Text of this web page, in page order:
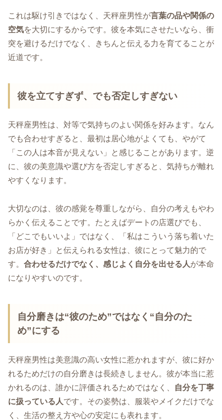
これは駆け引きではなく、天秤座男性が言葉の品や関係の
空気を大切にするからです。彼を本気にさせたいなら、衝
突を避けるだけでなく、きちんと伝える力を育てることが
近道です。
彼を立てすぎず、でも否定しすぎない
天秤座男性は、対等で気持ちのよい関係を好みます。なん
でも合わせすぎると、最初は居心地がよくても、やがて
「この人は本音が見えない」と感じることがあります。逆
に、彼の美意識や選び方を否定しすぎると、気持ちが離れ
やすくなります。
大切なのは、彼の感覚を尊重しながら、自分の考えもやわ
らかく伝えることです。たとえばデートの店選びでも、
「どこでもいいよ」ではなく、「私はこういう落ち着いた
お店が好き」と伝えられる女性は、彼にとって魅力的で
す。 合わせるだけでなく、感じよく自分を出せる人が本命
になりやすいのです。
自分磨きは“彼のため”ではなく“自分のた
め”にする
天秤座男性は美意識の高い女性に惹かれますが、彼に好か
れるためだけの自分磨きは長続きしません。彼が本当に惹
かれるのは、誰かに評価されるためではなく、
自分を丁寧
に扱っている人です。その姿勢は、服装やメイクだけでな
く、生活の整え方や心の安定にも表れます。